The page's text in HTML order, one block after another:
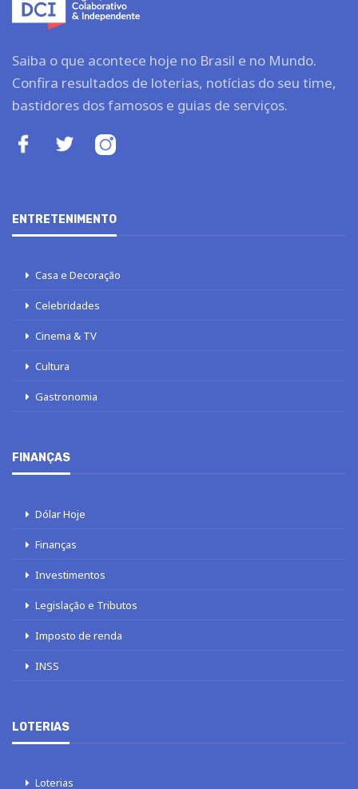
Saiba o que acontece hoje no Brasil e no Mundo.
Confira resultados de loterias, notícias do seu time,
bastidores dos famosos e guias de serviços.
ENTRETENIMENTO
Casa e Decoração
Celebridades
Cinema & TV
Cultura
Gastronomia
FINANÇAS
Dólar Hoje
Finanças
Investimentos
Legislação e Tributos
Imposto de renda
INSS
LOTERIAS
Loterias